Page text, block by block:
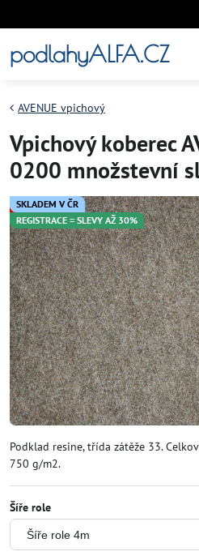
podlahyALFA.CZ
SKLADEM V ČR
REGISTRACE = SLEVY AŽ 30%
AVENUE vpichový
Vpichový koberec
0200 množstevní
Podklad resine, třída zátěže 33.
750 g/m2.
Šíře role